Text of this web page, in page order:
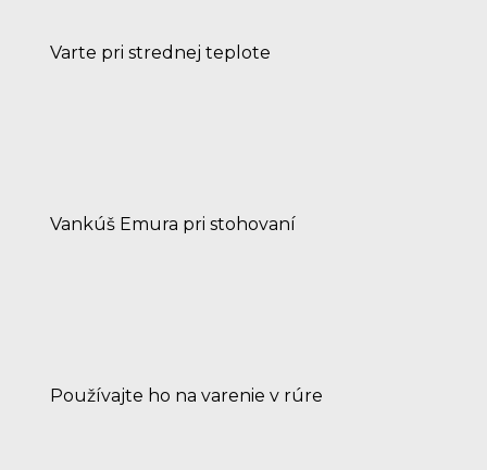
Varte pri strednej teplote
Vankúš Emura pri stohovaní
Používajte ho na varenie v rúre